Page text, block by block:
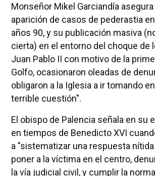
Monseñor Mikel Garciandía asegura
aparición de casos de pederastia
años 90, y su publicación masiva
cierta) en el entorno del choque de
Juan Pablo II con motivo de la
Golfo, ocasionaron oleadas de
obligaron a la Iglesia a ir tomando
terrible cuestión".
El obispo de Palencia señala en su
en tiempos de Benedicto XVI
a "sistematizar una respuesta nítida
poner a la víctima en el centro,
la vía judicial civil, y cumplir la